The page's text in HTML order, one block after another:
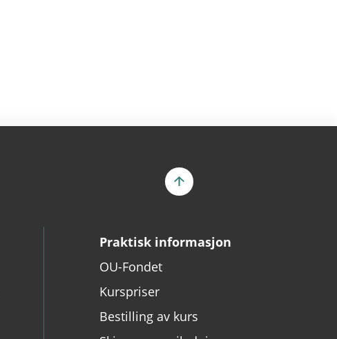
Praktisk informasjon
OU-Fondet
Kurspriser
Bestilling av kurs